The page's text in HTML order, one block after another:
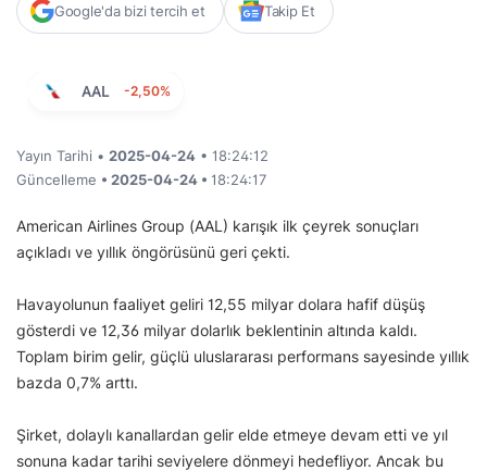
Google'da bizi tercih et Takip Et
AAL -2,50%
Yayın Tarihi • 2025-04-24 • 18:24:12
Güncelleme • 2025-04-24 • 18:24:17
American Airlines Group (AAL) karışık ilk çeyrek sonuçları
açıkladı ve yıllık öngörüsünü geri çekti.
Havayolunun faaliyet geliri 12,55 milyar dolara hafif düşüş
gösterdi ve 12,36 milyar dolarlık beklentinin altında kaldı.
Toplam birim gelir, güçlü uluslararası performans sayesinde yıllık
bazda 0,7% arttı.
Şirket, dolaylı kanallardan gelir elde etmeye devam etti ve yıl
sonuna kadar tarihi seviyelere dönmeyi hedefliyor. Ancak bu